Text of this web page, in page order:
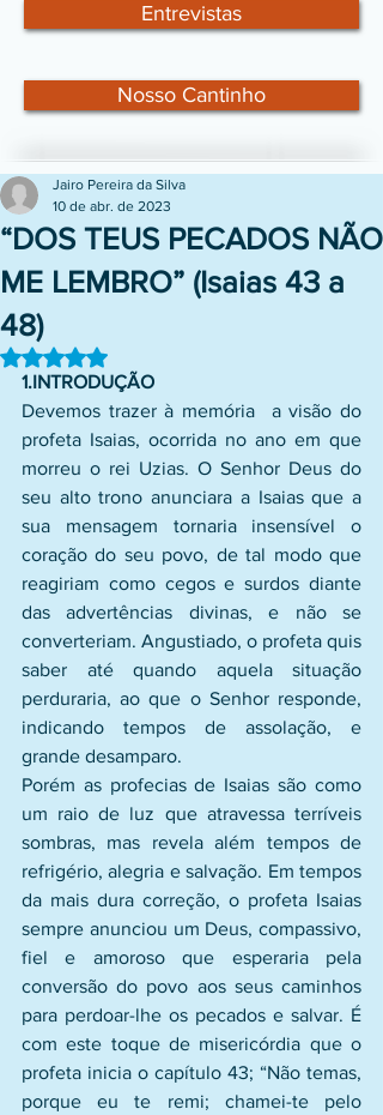
Entrevistas
Nosso Cantinho
“DOS TEUS PECADOS NÃO
ME LEMBRO” (Isaias 43 a
48)
Jairo Pereira da Silva
10 de abr. de 2023
Avaliado com NaN de 5 estrelas.
1.INTRODUÇÃO
Devemos trazer à memória  a visão do
profeta Isaias, ocorrida no ano em que
morreu o rei Uzias. O Senhor Deus do
seu alto trono anunciara a Isaias que a
sua mensagem tornaria insensível o
coração do seu povo, de tal modo que
reagiriam como cegos e surdos diante
das advertências divinas, e não se
converteriam. Angustiado, o profeta quis
saber até quando aquela situação
perduraria, ao que o Senhor responde,
indicando tempos de assolação, e
grande desamparo.
Porém as profecias de Isaias são como
um raio de luz que atravessa terríveis
sombras, mas revela além tempos de
refrigério, alegria e salvação. Em tempos
da mais dura correção, o profeta Isaias
sempre anunciou um Deus, compassivo,
fiel e amoroso que esperaria pela
conversão do povo aos seus caminhos
para perdoar-lhe os pecados e salvar. É
com este toque de misericórdia que o
profeta inicia o capítulo 43; “Não temas,
porque eu te remi; chamei-te pelo